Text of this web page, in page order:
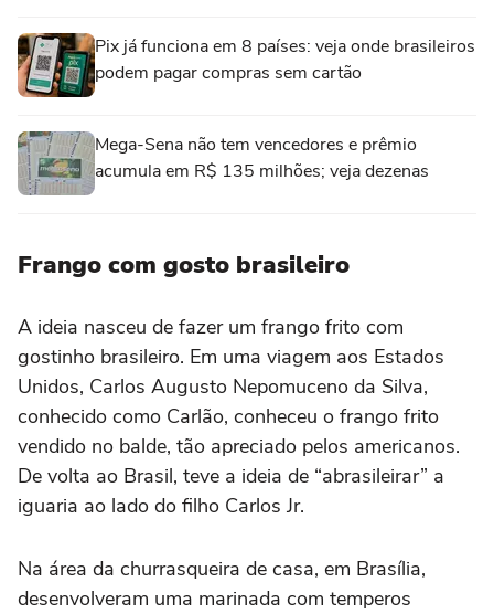
Pix já funciona em 8 países: veja onde brasileiros
podem pagar compras sem cartão
Mega-Sena não tem vencedores e prêmio
acumula em R$ 135 milhões; veja dezenas
Frango com gosto brasileiro
A ideia nasceu de fazer um frango frito com
gostinho brasileiro. Em uma viagem aos Estados
Unidos, Carlos Augusto Nepomuceno da Silva,
conhecido como Carlão, conheceu o frango frito
vendido no balde, tão apreciado pelos americanos.
De volta ao Brasil, teve a ideia de “abrasileirar” a
iguaria ao lado do filho Carlos Jr.
Na área da churrasqueira de casa, em Brasília,
desenvolveram uma marinada com temperos